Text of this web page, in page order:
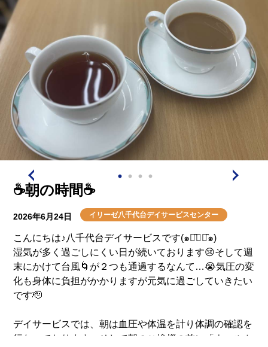
☕️朝の時間☕️
2026年6月24日 イリーゼ八千代台デイサービスセンター
こんにちは♪八千代台デイサービスです(๑･̑◡･̑๑)
湿気が多く過ごしにくい日が続いております😢そして週
末にかけて台風🌀が２つも通過するなんて…😭気圧の変
化も身体に負担がかかりますが元気に過ごしていきたい
です🫡
デイサービスでは、朝は血圧や体温を計り体調の確認を
行なっております。そして朝のご挨拶の前に「ウエルカ